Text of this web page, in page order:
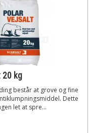
20 kg
består at grove og fine
Dette
let at spre...